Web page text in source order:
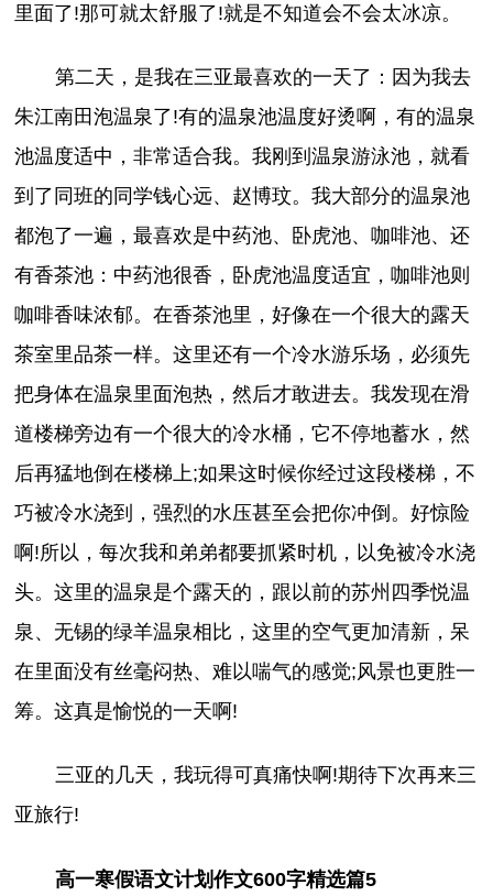
里面了!那可就太舒服了!就是不知道会不会太冰凉。
第二天，是我在三亚最喜欢的一天了：因为我去
朱江南田泡温泉了!有的温泉池温度好烫啊，有的温泉
池温度适中，非常适合我。我刚到温泉游泳池，就看
到了同班的同学钱心远、赵博玟。我大部分的温泉池
都泡了一遍，最喜欢是中药池、卧虎池、咖啡池、还
有香茶池：中药池很香，卧虎池温度适宜，咖啡池则
咖啡香味浓郁。在香茶池里，好像在一个很大的露天
茶室里品茶一样。这里还有一个冷水游乐场，必须先
把身体在温泉里面泡热，然后才敢进去。我发现在滑
道楼梯旁边有一个很大的冷水桶，它不停地蓄水，然
后再猛地倒在楼梯上;如果这时候你经过这段楼梯，不
巧被冷水浇到，强烈的水压甚至会把你冲倒。好惊险
啊!所以，每次我和弟弟都要抓紧时机，以免被冷水浇
头。这里的温泉是个露天的，跟以前的苏州四季悦温
泉、无锡的绿羊温泉相比，这里的空气更加清新，呆
在里面没有丝毫闷热、难以喘气的感觉;风景也更胜一
筹。这真是愉悦的一天啊!
三亚的几天，我玩得可真痛快啊!期待下次再来三
亚旅行!
高一寒假语文计划作文600字精选篇5